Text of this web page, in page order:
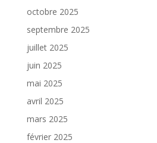
octobre 2025
septembre 2025
juillet 2025
juin 2025
mai 2025
avril 2025
mars 2025
février 2025